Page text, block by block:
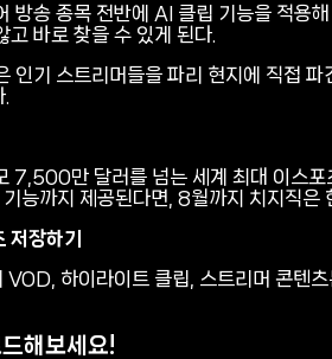
방송 종목 전반에 AI 클립 기능을 적용
고 바로 찾을 수 있게 된다.
인기 스트리머들을 파리 현지에 직접
7,500만 달러를 넘는 세계 최대 이스포
능까지 제공된다면, 8월까지 치지직은
장하기
하이라이트 클립, 스트리머 콘텐
해보세요!